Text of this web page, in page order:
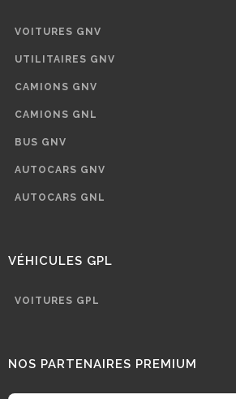
VOITURES GNV
UTILITAIRES GNV
CAMIONS GNV
CAMIONS GNL
BUS GNV
AUTOCARS GNV
AUTOCARS GNL
VÉHICULES GPL
VOITURES GPL
NOS PARTENAIRES PREMIUM